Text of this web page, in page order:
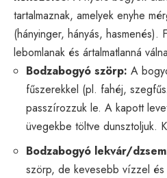
tartalmaznak, amelyek enyhe
(hányinger, hányás,
lebomlanak és ártalmatlanná
Bodzabogyó szörp: A
fűszerekkel (pl. fahéj,
passzírozzuk le. A kapott
üvegekbe töltve dunsztoljuk.
Bodzabogyó lekvár/
szörp, de kevesebb vízzel